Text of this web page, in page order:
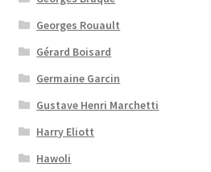
Georges Rouault
Gérard Boisard
Germaine Garcin
Gustave Henri Marchetti
Harry Eliott
Hawoli